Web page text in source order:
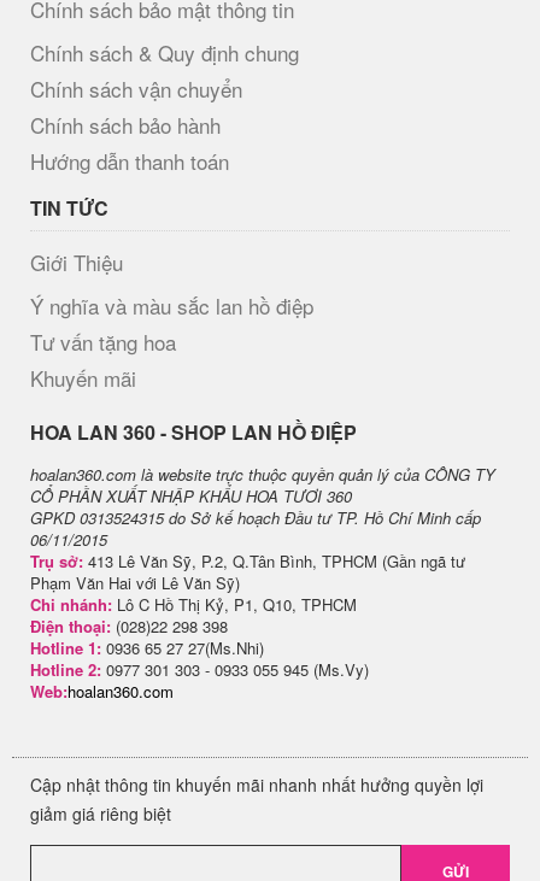
Chính sách bảo mật thông tin
Chính sách & Quy định chung
Chính sách vận chuyển
Chính sách bảo hành
Hướng dẫn thanh toán
TIN TỨC
Giới Thiệu
Ý nghĩa và màu sắc lan hồ điệp
Tư vấn tặng hoa
Khuyến mãi
H​OA LAN 360 - SHOP LAN HỒ ĐIỆP
hoalan360.com là website trực thuộc quyền quản lý của CÔNG TY
CỔ PHẦN XUẤT NHẬP KHẨU HOA TƯƠI 360
GPKD 0313524315 do Sở kế hoạch Đầu tư TP. Hồ Chí Minh cấp
06/11/2015
Trụ sở: 413 Lê Văn Sỹ, P.2, Q.Tân Bình, TPHCM (Gần ngã tư
Phạm Văn Hai với Lê Văn Sỹ)
Chi nhánh: Lô C Hồ Thị Kỷ, P1, Q10, TPHCM
Điện thoại: (028)22 298 398
Hotline 1: 0936 65 27 27(Ms.Nhi)
Hotline 2: 0977 301 303 - 0933 055 945 (Ms.Vy)
Web:hoalan360.com
Cập nhật thông tin khuyến mãi nhanh nhất hưởng quyền lợi
giảm giá riêng biệt
GỬI